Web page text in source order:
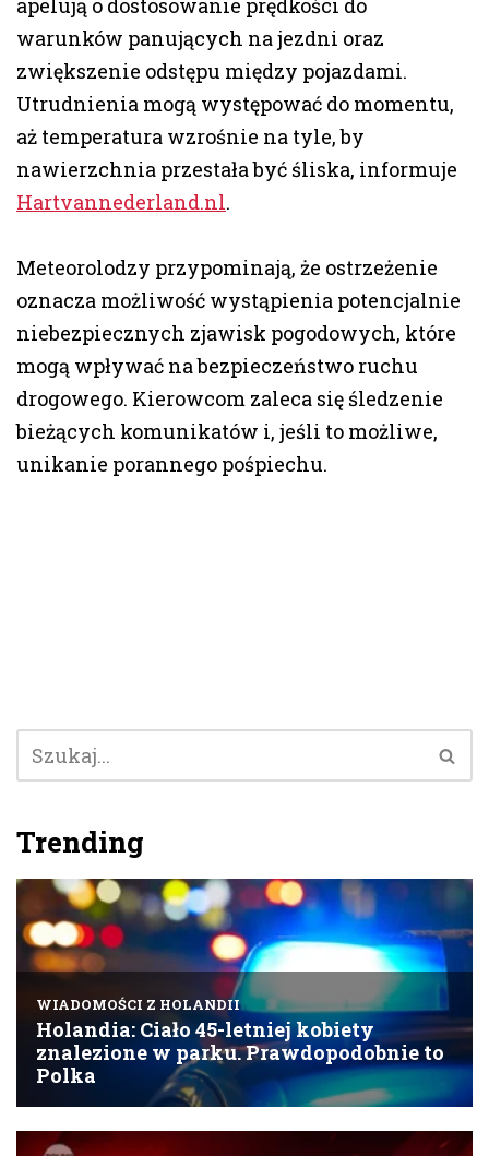
apelują o dostosowanie prędkości do
warunków panujących na jezdni oraz
zwiększenie odstępu między pojazdami.
Utrudnienia mogą występować do momentu,
aż temperatura wzrośnie na tyle, by
nawierzchnia przestała być śliska, informuje
Hartvannederland.nl.
Meteorolodzy przypominają, że ostrzeżenie
oznacza możliwość wystąpienia potencjalnie
niebezpiecznych zjawisk pogodowych, które
mogą wpływać na bezpieczeństwo ruchu
drogowego. Kierowcom zaleca się śledzenie
bieżących komunikatów i, jeśli to możliwe,
unikanie porannego pośpiechu.
Trending